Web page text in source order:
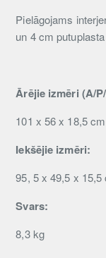
Pielāgojams
un 4 cm
Ārējie izmēri (A/
101 x 56 x 18,5 cm
Iekšējie izmēri:
95, 5 x 49,5 x
Svars:
8,3 kg